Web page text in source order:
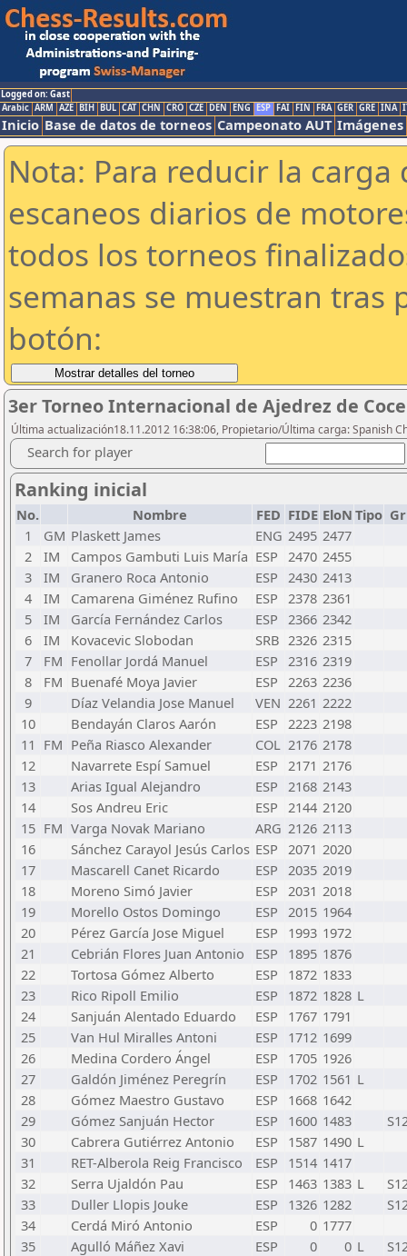
Logged on: Gast
Arabic ARM AZE BIH BUL CAT CHN CRO CZE DEN ENG ESP FAI FIN FRA GER GRE INA
Inicio Base de datos de torneos Campeonato AUT Imágenes
Nota: Para reducir la
escaneos diarios de
todos los torneos
semanas se muestran tras
botón:
3er Torneo Internacional de Ajedrez de
Última actualización18.11.2012 16:38:06, Propietario/Última carga: Spanish
Search for player
Ranking inicial
No. Nombre FED FIDE EloN Tipo Gr
1
GM Plaskett James ENG 2495 2477
2
IM Campos Gambuti Luis María ESP 2470 2455
3
IM Granero Roca Antonio ESP 2430 2413
4
IM Camarena Giménez Rufino ESP 2378 2361
5
IM García Fernández Carlos ESP 2366 2342
6
IM Kovacevic Slobodan SRB 2326 2315
7
FM Fenollar Jordá Manuel ESP 2316 2319
8
FM Buenafé Moya Javier ESP 2263 2236
9
Díaz Velandia Jose Manuel VEN 2261 2222
10
Bendayán Claros Aarón ESP 2223 2198
11 FM Peña Riasco Alexander COL 2176 2178
12
Navarrete Espí Samuel ESP 2171 2176
13
Arias Igual Alejandro ESP 2168 2143
14
Sos Andreu Eric ESP 2144 2120
15 FM Varga Novak Mariano ARG 2126 2113
16
Sánchez Carayol Jesús Carlos ESP 2071 2020
17
Mascarell Canet Ricardo ESP 2035 2019
18
Moreno Simó Javier ESP 2031 2018
19
Morello Ostos Domingo ESP 2015 1964
20
Pérez García Jose Miguel ESP 1993 1972
21
Cebrián Flores Juan Antonio ESP 1895 1876
22
Tortosa Gómez Alberto ESP 1872 1833
23
Rico Ripoll Emilio ESP 1872 1828 L
24
Sanjuán Alentado Eduardo ESP 1767 1791
25
Van Hul Miralles Antoni ESP 1712 1699
26
Medina Cordero Ángel ESP 1705 1926
27
Galdón Jiménez Peregrín ESP 1702 1561 L
28
Gómez Maestro Gustavo ESP 1668 1642
29
Gómez Sanjuán Hector ESP 1600 1483
30
Cabrera Gutiérrez Antonio ESP 1587 1490 L
31
RET-Alberola Reig Francisco ESP 1514 1417
32
Serra Ujaldón Pau ESP 1463 1383 L
33
Duller Llopis Jouke ESP 1326 1282
34
Cerdá Miró Antonio ESP 0 1777
35
Agulló Máñez Xavi ESP 0 0 L